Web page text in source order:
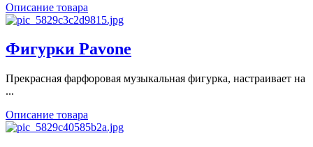
Описание товара
Фигурки Pavone
Прекрасная фарфоровая музыкальная фигурка, настраивает на
...
Описание товара